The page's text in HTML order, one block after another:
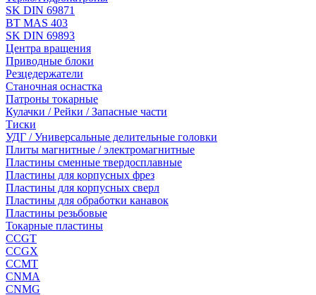
SK DIN 69871
BT MAS 403
SK DIN 69893
Центра вращения
Приводные блоки
Резцедержатели
Станочная оснастка
Патроны токарные
Кулачки / Рейки / Запасные части
Тиски
УДГ / Универсальные делительные головки
Плиты магнитные / электромагнитные
Пластины сменные твердосплавные
Пластины для корпусных фрез
Пластины для корпусных сверл
Пластины для обработки канавок
Пластины резьбовые
Токарные пластины
CCGT
CCGX
CCMT
CNMA
CNMG